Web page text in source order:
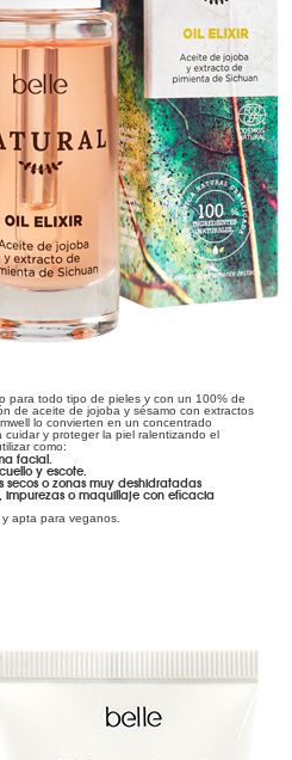
para todo tipo de pieles y con un 100% de
de aceite de jojoba y sésamo con extractos
lo convierten en un concentrado
y proteger la piel ralentizando el
como:
facial.
y escote.
o zonas muy deshidratadas
impurezas o maquillaje con eficacia
apta para veganos.